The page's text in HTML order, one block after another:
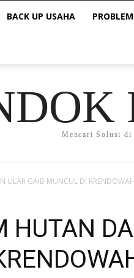
BACK UP USAHA
Mencari Solusi di
ULAR GAIB MUNCUL DI